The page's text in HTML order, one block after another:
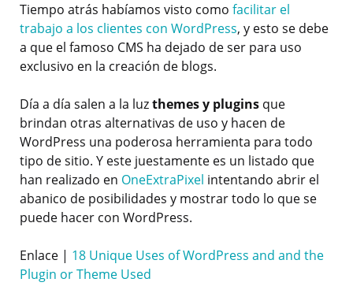
Tiempo atrás habíamos visto como facilitar el
trabajo a los clientes con WordPress, y esto se debe
a que el famoso CMS ha dejado de ser para uso
exclusivo en la creación de blogs.
Día a día salen a la luzthemes y plugins que
brindan otras alternativas de uso y hacen de
WordPress una poderosa herramienta para todo
tipo de sitio. Y este juestamente es un listado que
han realizado en OneExtraPixel intentando abrir el
abanico de posibilidades y mostrar todo lo que se
puede hacer con WordPress.
Enlace | 18 Unique Uses of WordPress and and the
Plugin or Theme Used